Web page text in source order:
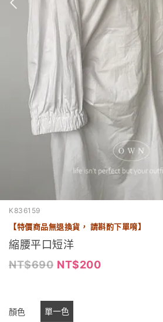
K836159
【特價商品無退換貨， 請斟酌下單唷】
縮腰平口短洋
690
200
顏色 單一色